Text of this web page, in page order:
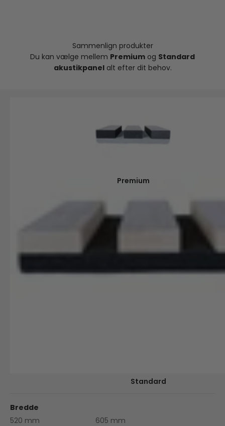
Sammenlign produkter
Du kan vælge mellem Premium og Standard
akustikpanelalt efter dit behov.
Standard
Premium
Bredde
520 mm
605 mm